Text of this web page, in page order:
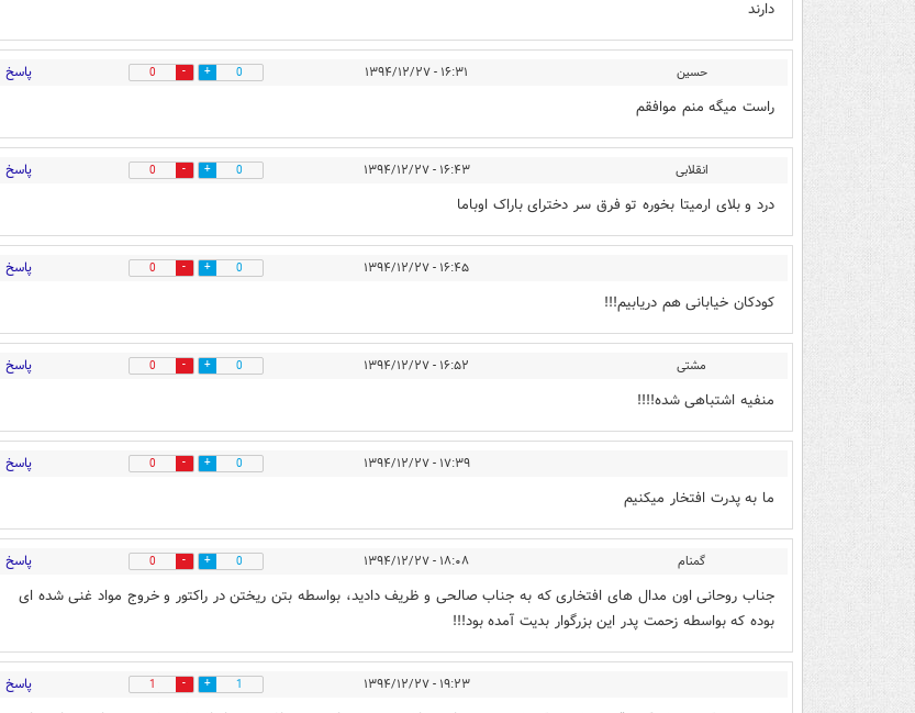
دارند
حسین ۱۶:۳۱ - ۱۳۹۴/۱۲/۲۷ 0
0 پاسخ
راست میگه منم موافقم
انقلابی ۱۶:۴۳ - ۱۳۹۴/۱۲/۲۷ 0
0 پاسخ
درد و بلای ارمیتا بخوره تو فرق سر دخترای باراک اوباما
۱۶:۴۵ - ۱۳۹۴/۱۲/۲۷ 0
0 پاسخ
کودکان خیابانی هم دریابیم!!!
مشتی ۱۶:۵۲ - ۱۳۹۴/۱۲/۲۷ 0
0 پاسخ
منفیه اشتباهی شده!!!!
۱۷:۳۹ - ۱۳۹۴/۱۲/۲۷ 0
0 پاسخ
ما به پدرت افتخار میکنیم
گمنام ۱۸:۰۸ - ۱۳۹۴/۱۲/۲۷ 0
0 پاسخ
جناب روحانی اون مدال های افتخاری که به جناب صالحی و ظریف دادید، بواسطه بتن ریختن در راکتور و خروج مواد غنی شده ای
بوده که بواسطه زحمت پدر این بزرگوار بدیت آمده بود!!!
۱۹:۲۳ - ۱۳۹۴/۱۲/۲۷ 1
1 پاسخ